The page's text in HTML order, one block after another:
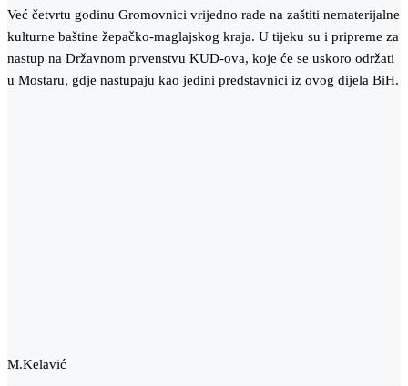
Već četvrtu godinu Gromovnici vrijedno rade na zaštiti nematerijalne
kulturne baštine žepačko-maglajskog kraja. U tijeku su i pripreme za
nastup na Državnom prvenstvu KUD-ova, koje će se uskoro održati
u Mostaru, gdje nastupaju kao jedini predstavnici iz ovog dijela BiH.
M.Kelavić